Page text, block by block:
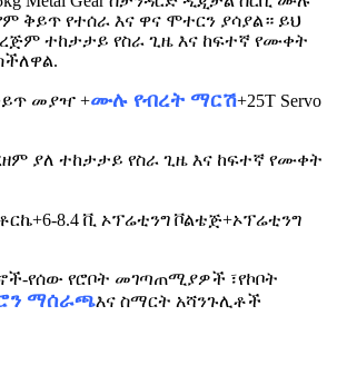
ቅይጥ የተሰራ እና ዋና ሞተርን ያሳያል። ይህ
ተከታታይ የስራ ጊዜ እና ከፍተኛ የሙቀት
መያዣ +ሙሉ የብረት ማርሽ+25T Servo
ያለ ተከታታይ የስራ ጊዜ እና ከፍተኛ የሙቀት
8.4 ቪ ኦፕሬቲንግ ቮልቴጅ+ኦፕሬቲንግ
የሰው የሮቦት መገጣጠሚያዎች ፣የኮቦት
ማሰራጫእና ስማርት አሻንጉሊቶች